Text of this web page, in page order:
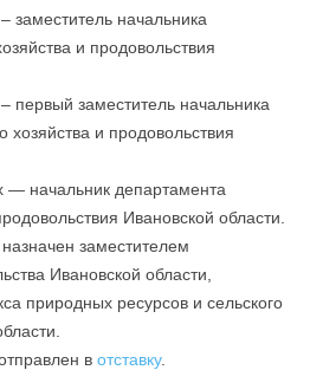
заместитель начальника
и продовольствия
первый заместитель начальника
хозяйства и продовольствия
начальник департамента
Ивановской области.
заместителем
Ивановской области,
природных ресурсов и сельского
в отставку.